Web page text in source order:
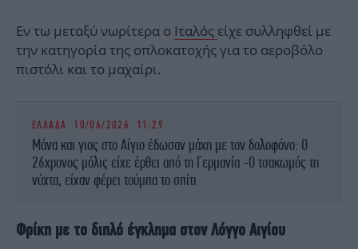
Εν τω μεταξύ νωρίτερα ο Ιταλός είχε συλληφθεί με
την κατηγορία της οπλοκατοχής για το αεροβόλο
πιστόλι και το μαχαίρι.
ΕΛΛΑΔΑ 10/06/2026 11:29
Μάνα και γιος στο Αίγιο έδωσαν μάχη με τον δολοφόνο: Ο
26χρονος μόλις είχε έρθει από τη Γερμανία -Ο τσακωμός τη
νύχτα, είχαν φέρει τούμπα το σπίτι
Φρίκη με το διπλό έγκλημα στον Λόγγο Αιγίου